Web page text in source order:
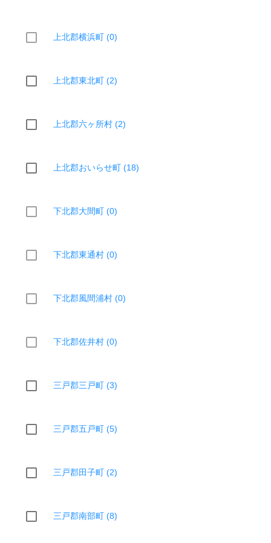
上北郡横浜町 (0)
上北郡東北町 (2)
上北郡六ヶ所村 (2)
上北郡おいらせ町 (18)
下北郡大間町 (0)
下北郡東通村 (0)
下北郡風間浦村 (0)
下北郡佐井村 (0)
三戸郡三戸町 (3)
三戸郡五戸町 (5)
三戸郡田子町 (2)
三戸郡南部町 (8)